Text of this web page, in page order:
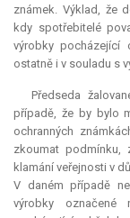
známek. Výklad, že
kdy spotřebitelé
výrobky pocházející
ostatně i v souladu s
Předseda
případě, že by bylo
ochranných
zkoumat podmínku,
klamání veřejnosti v
V daném případě
výrobky označené